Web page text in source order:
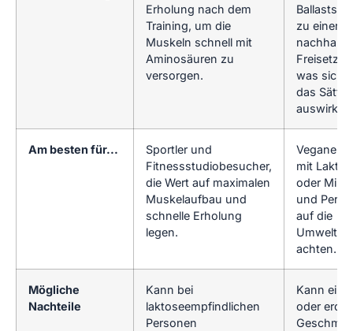
Erholung nach dem
Training, um die
Muskeln schnell mit
Aminosäuren zu
versorgen.
zu einer
was sich
das
auswirkt.
Am besten für...
Sportler und
Fitnessstudiobesucher,
die Wert auf maximalen
Muskelaufbau und
schnelle Erholung
legen.
Veganer,
mit
oder
und
auf die
achten.
Mögliche
Nachteile
Kann bei
laktoseempfindlichen
Personen
Kann
oder